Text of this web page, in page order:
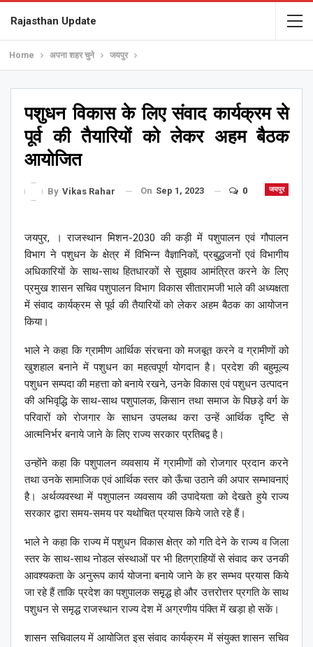
Rajasthan Update
Home अपना शहर चुने जयपुर
पशुधन विकास के लिए संवाद कार्यक्रम से
पूर्व की तैयारियों को लेकर अहम बैठक
आयोजित
जयपुर
By Vikas Rahar On Sep 1, 2023 0
जयपुर, । राजस्थान मिशन-2030 की कड़ी में पशुपालन एवं गौपालन
विभाग ने पशुधन के क्षेत्र में विभिन्न वैज्ञानिकों, प्रबुद्धजनों एवं विभागीय
अधिकारियों के साथ-साथ हितधारकों से सुझाव आमंत्रित करने के लिए
प्रमुख शासन सचिव पशुपालन विभाग विकास सीतारामजी भाले की अध्यक्षता
में संवाद कार्यक्रम से पूर्व की तैयारियों को लेकर अहम बैठक का आयोजन
किया।
भाले ने कहा कि ग्रामीण आर्थिक संरचना को मजबूत करने व ग्रामीणों को
खुशहाल बनाने में पशुधन का महत्वपूर्ण योगदान है। प्रदेश की बहुमूल्य
पशुधन सम्पदा की महत्ता को बनाये रखने, उनके विकास एवं पशुधन उत्पादन
की अभिवृद्धि के साथ-साथ पशुपालक, किसान तथा समाज के पिछड़े वर्ग के
परिवारों को रोजगार के साधन उपलब्ध करा उन्हें आर्थिक दृष्टि से
आत्मनिर्भर बनाये जाने के लिए राज्य सरकार प्रतिबद्व है।
उन्होंने कहा कि पशुपालन व्यवसाय में ग्रामीणों को रोजगार प्रदान करने
तथा उनके सामाजिक एवं आर्थिक स्तर को ऊँचा उठाने की अपार सम्भावनाएं
है। अर्थव्यवस्था में पशुपालन व्यवसाय की उपादेयता को देखते हुये राज्य
सरकार द्वारा समय-समय पर यथोचित प्रयास किये जाते रहे हैं।
भाले ने कहा कि राज्य में पशुधन विकास क्षेत्र को गति देने के राज्य व जिला
स्तर के साथ-साथ नोडल संस्थाओं पर भी हितग्राहियों से संवाद कर उनकी
आवश्यकता के अनुरूप कार्य योजना बनाये जाने के हर सम्भव प्रयास किये
जा रहे हैं ताकि प्रदेश का पशुपालक समृ़द्ध हो और उत्तरोत्तर प्रगति के साथ
पशुधन से समृद्ध राजस्थान राज्य देश में अग्रणीय पंक्ति में खड़ा हो सकें।
शासन सचिवालय में आयोजित इस संवाद कार्यक्रम में संयुक्त शासन सचिव